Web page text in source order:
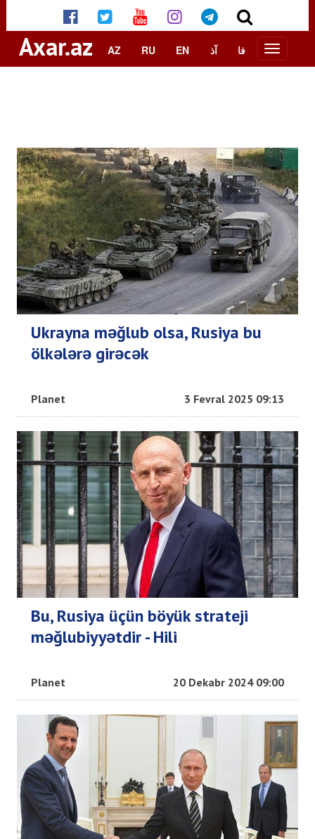
Axar.az AZ RU EN آذ فا
Ukrayna məğlub olsa, Rusiya bu
ölkələrə girəcək
Planet 3 Fevral 2025 09:13
Bu, Rusiya üçün böyük strateji
məğlubiyyətdir - Hili
Planet 20 Dekabr 2024 09:00